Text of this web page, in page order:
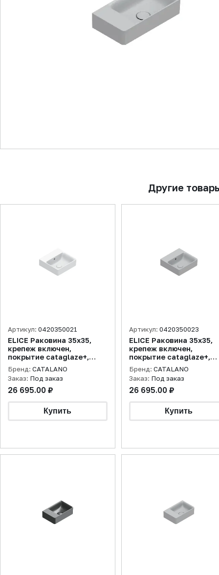
Другие
Артикул: 0420350021
ELICE Раковина 35x35,
крепеж включен,
покрытие cataglaze+,
белая матовая
Бренд: CATALANO
Заказ: Под заказ
26 695.00 ₽
Артикул: 0420350023
ELICE Раковина 35x35,
крепеж включен,
покрытие cataglaze+,
цемент матовая
Бренд: CATALANO
Заказ: Под заказ
26 695.00 ₽